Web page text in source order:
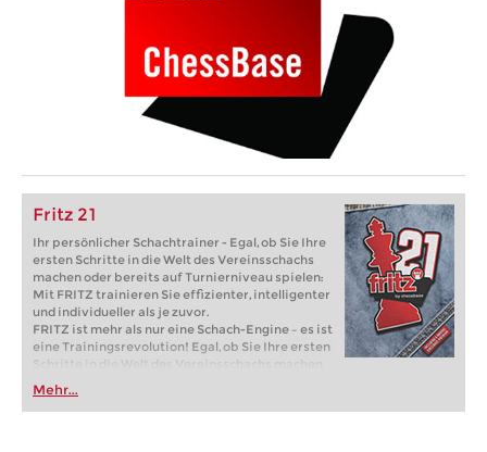
Fritz 21
Ihr persönlicher Schachtrainer - Egal, ob Sie Ihre
ersten Schritte in die Welt des Vereinsschachs
machen oder bereits auf Turnierniveau spielen:
Mit FRITZ trainieren Sie effizienter, intelligenter
und individueller als je zuvor.
FRITZ ist mehr als nur eine Schach-Engine – es ist
eine Trainingsrevolution! Egal, ob Sie Ihre ersten
Schritte in die Welt des Vereinsschachs machen
oder bereits auf Turnierniveau spielen: Mit
FRITZ trainieren Sie effizienter, intelligenter und
individueller als je zuvor.
Mehr...